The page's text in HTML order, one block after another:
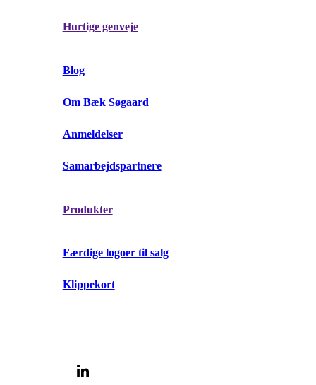
Hurtige genveje
Blog
Om Bæk Søgaard
Anmeldelser
Samarbejdspartnere
Produkter
Færdige logoer til salg
Klippekort